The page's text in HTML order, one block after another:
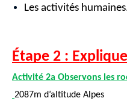
Les activités
Étape 2 :
Activité 2a Observons les
2087m d’altitude Alpes